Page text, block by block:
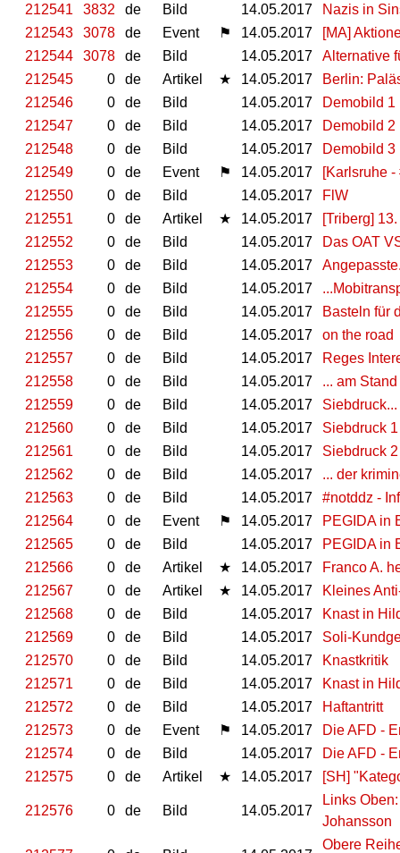
212541
3832 de Bild 14.05.2017
Nazis in
212543
3078 de Event ⚑ 14.05.2017
[MA]
212544
3078 de Bild 14.05.2017
Alternative
212545
0 de Artikel ★ 14.05.2017
Berlin:
212546
0 de Bild 14.05.2017
Demobild 1
212547
0 de Bild 14.05.2017
Demobild 2
212548
0 de Bild 14.05.2017
Demobild 3
212549
0 de Event ⚑ 14.05.2017
[Karlsruhe
212550
0 de Bild 14.05.2017
FlW
212551
0 de Artikel ★ 14.05.2017
[Triberg]
212552
0 de Bild 14.05.2017
Das OAT
212553
0 de Bild 14.05.2017
212554
0 de Bild 14.05.2017
212555
0 de Bild 14.05.2017
Basteln für
212556
0 de Bild 14.05.2017
on the road
212557
0 de Bild 14.05.2017
Reges
212558
0 de Bild 14.05.2017
... am Stand
212559
0 de Bild 14.05.2017
Siebdruck...
212560
0 de Bild 14.05.2017
Siebdruck 1
212561
0 de Bild 14.05.2017
Siebdruck 2
212562
0 de Bild 14.05.2017
... der
212563
0 de Bild 14.05.2017
#notddz -
212564
0 de Event ⚑ 14.05.2017
PEGIDA in
212565
0 de Bild 14.05.2017
PEGIDA in
212566
0 de Artikel ★ 14.05.2017
Franco A.
212567
0 de Artikel ★ 14.05.2017
Kleines
212568
0 de Bild 14.05.2017
Knast in
212569
0 de Bild 14.05.2017
Soli-
212570
0 de Bild 14.05.2017
Knastkritik
212571
0 de Bild 14.05.2017
Knast in
212572
0 de Bild 14.05.2017
Haftantritt
212573
0 de Event ⚑ 14.05.2017
Die AFD -
212574
0 de Bild 14.05.2017
Die AFD -
212575
0 de Artikel ★ 14.05.2017 [SH]
212576 0 de Bild 14.05.2017
Links
Johansson
Obere